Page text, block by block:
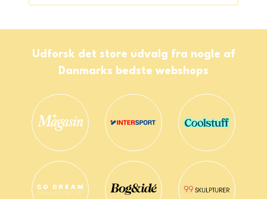
Udforsk det store udvalg fra nogle af
Danmarks bedste webshops